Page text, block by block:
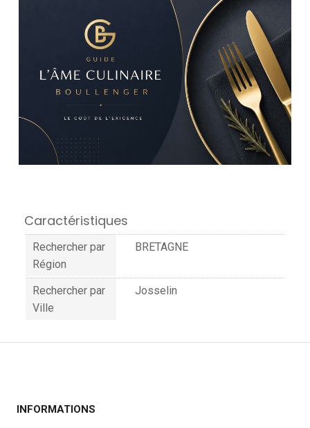
Caractéristiques
Rechercher par
Région
BRETAGNE
Rechercher par
Ville
Josselin
INFORMATIONS